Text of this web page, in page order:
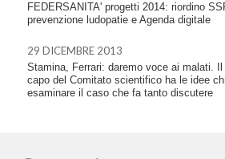
FEDERSANITA' progetti 2014: riordino
prevenzione ludopatie e Agenda digitale
29 DICEMBRE 2013
Stamina, Ferrari: daremo voce ai malati.
capo del Comitato scientifico ha le idee
esaminare il caso che fa tanto discutere